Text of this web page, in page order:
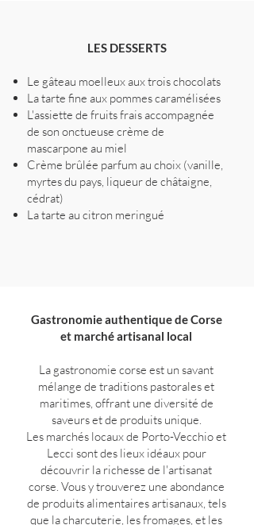
LES DESSERTS
Le gâteau moelleux aux trois chocolats
La tarte fine aux pommes caramélisées
L'assiette de fruits frais accompagnée
de son onctueuse crème de
mascarpone au miel
Crème brûlée parfum au choix (vanille,
myrtes du pays, liqueur de châtaigne,
cédrat)
La tarte au citron meringué
Gastronomie authentique de Corse
et marché artisanal local
La gastronomie corse est un savant
mélange de traditions pastorales et
maritimes, offrant une diversité de
saveurs et de produits unique.
Les marchés locaux de Porto-Vecchio et
Lecci sont des lieux idéaux pour
découvrir la richesse de l'artisanat
corse. Vous y trouverez une abondance
de produits alimentaires artisanaux, tels
que la charcuterie, les fromages, et les